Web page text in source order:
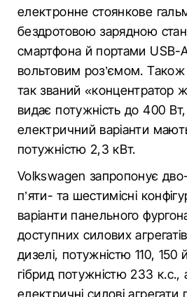
електронне стоянкове
бездротовою зарядною
смартфона й портами USB-
вольтовим роз’ємом.
так званий «концентратор
видає потужність до 400 Вт,
електричний варіанти
потужністю 2,3 кВт.
Volkswagen запропонує
п’яти- та шестимісні
варіанти панельного
доступних силових
дизелі, потужністю 110, 150
гібрид потужністю 233 к.с.,
електричні силові агрегати